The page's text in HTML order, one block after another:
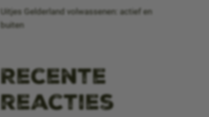
Uitjes Gelderland volwassenen: actief en
buiten
Recente
reacties